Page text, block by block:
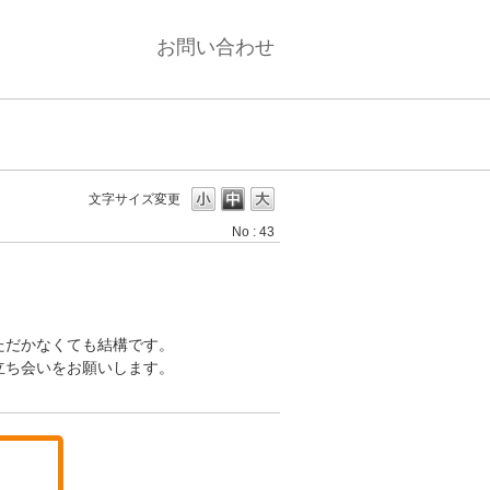
お問い合わせ
文字サイズ変更
No : 43
かなくても結構です。
会いをお願いします。